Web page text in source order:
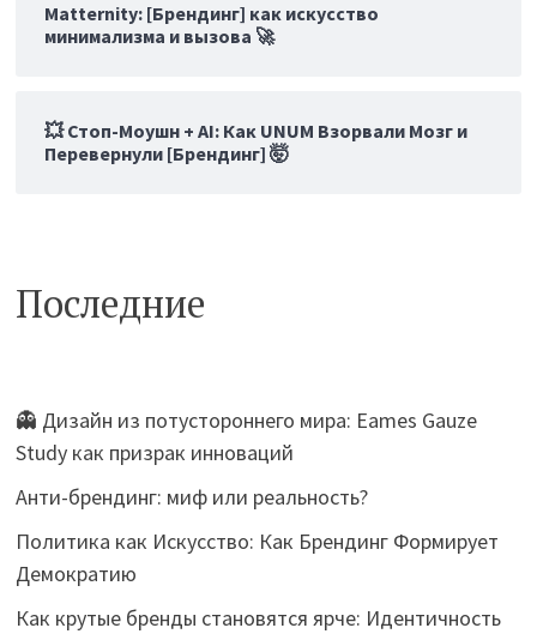
Matternity: [Брендинг] как искусство
минимализма и вызова 🚀
💥 Стоп-Моушн + AI: Как UNUM Взорвали Мозг и
Перевернули [Брендинг] 🤯
Последние
👻 Дизайн из потустороннего мира: Eames Gauze
Study как призрак инноваций
Анти-брендинг: миф или реальность?
Политика как Искусство: Как Брендинг Формирует
Демократию
Как крутые бренды становятся ярче: Идентичность